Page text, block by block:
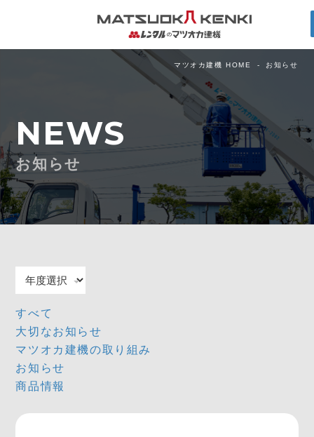
マツオカ建機 HOME お知らせ
NEWS
お知らせ
すべて
大切なお知らせ
マツオカ建機の取り組み
お知らせ
商品情報